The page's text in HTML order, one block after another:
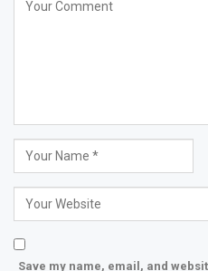
Save my name, email, and